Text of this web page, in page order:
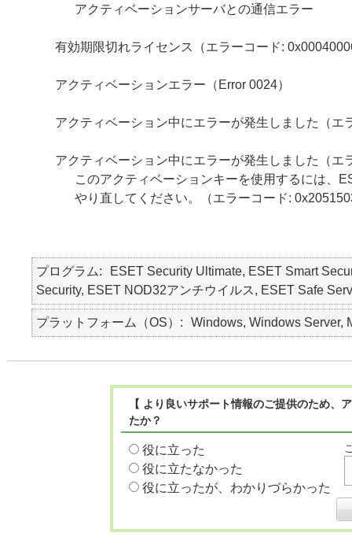
アクティベーションサーバとの通信エラー
有効期限切れライセンス（エラーコード:
アクティベーションエラー（Error 0024）
アクティベーション中にエラーが発生しました（エ
アクティベーション中にエラーが発生しました（エ
このアクティベーションキーを使用するには、
やり直してください。（エラーコード:
プログラム
ESET Security Ultimate, ESET Smart
Security, ESET NOD32アンチウイルス, ESET Safe
プラットフォーム（OS） Windows, Windows Server,
【 より良いサポート情報のご提供のため
たか？
役に立った
役に立たなかった
役に立ったが、わかりづらかった